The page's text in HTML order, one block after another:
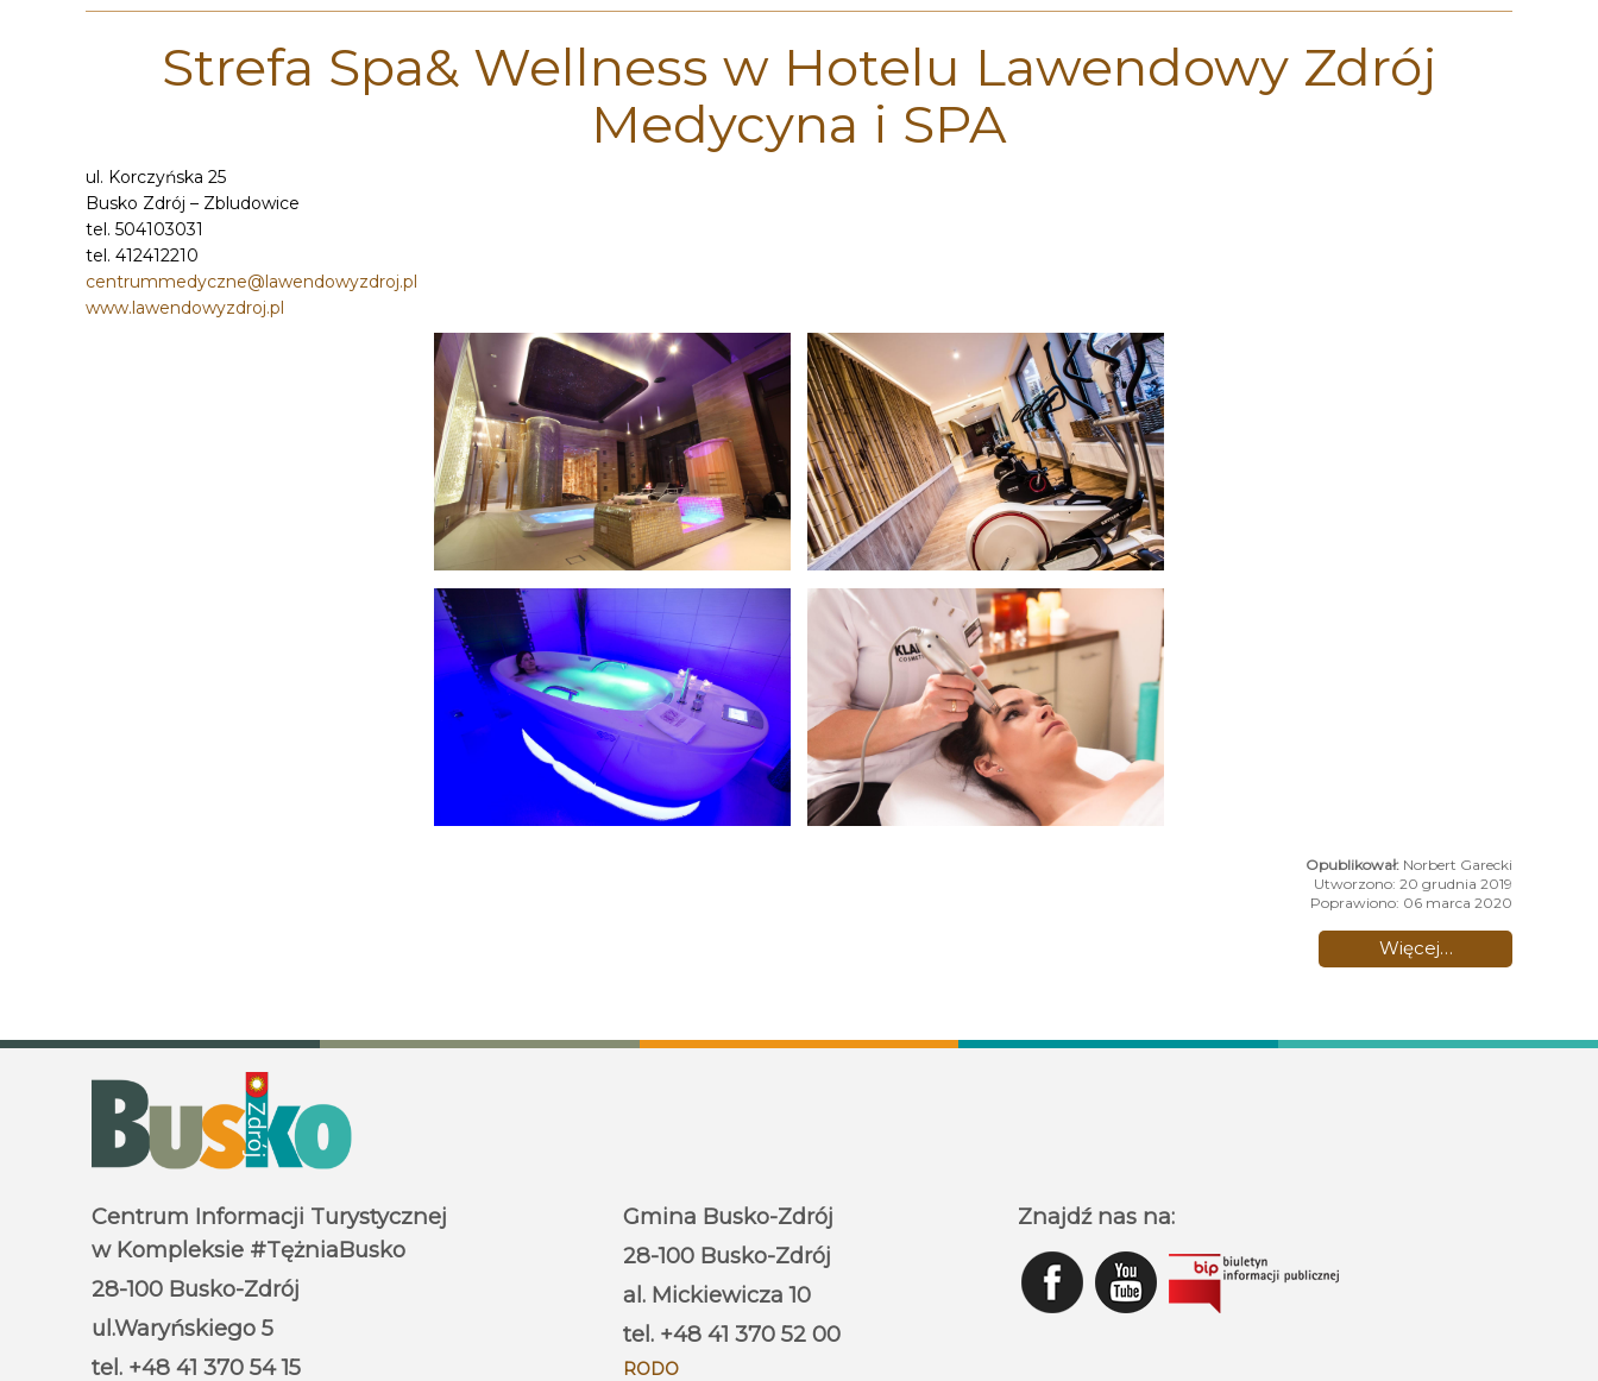
Strefa Spa& Wellness w Hotelu Lawendowy Zdrój
Medycyna i SPA
ul. Korczyńska 25
Busko Zdrój – Zbludowice
tel. 504103031
tel. 412412210
centrummedyczne@lawendowyzdroj.pl
www.lawendowyzdroj.pl
Norbert Garecki
Utworzono: 20 grudnia 2019
Poprawiono: 06 marca 2020
Więcej…
Centrum Informacji Turystycznej
w Kompleksie #TężniaBusko
28-100 Busko-Zdrój
ul.Waryńskiego 5
tel. +48 41 370 54 15
Gmina Busko-Zdrój
28-100 Busko-Zdrój
al. Mickiewicza 10
tel. +48 41 370 52 00
RODO
Znajdź nas na: